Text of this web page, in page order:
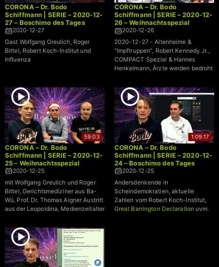
CORONA – Dr. Bodo
Schiffmann | SERIE – 2020-12-
27 – Boschimo des Tages
2020-12-27
Gast Wolfgang Greulich, Roger
Bittel, Robert Koch-Institut und
Influenza
CORONA – Dr. Bodo
Schiffmann | SERIE – 2020-12-
26 – Weihnachtsspezial
2020-12-26
2020-12-27 - Altenheime &
"Impftruppen", Robert Kennedy Jr.,
COMPACT Spezial & Hannes
Henkelmann, Ärzte werden bedroht
59:03
CORONA – Dr. Bodo
Schiffmann | SERIE – 2020-12-
25 – Weihnachtsspezial
2020-12-25
mit Wolfgang Greulich und Roger
Bittel, Gerichtsmediziner aus Ba-
Wü, Prof. Dr. Thomas Aigner Austritt
aus der Leopoldina, Medienzeitalter
1:09:17
CORONA – Dr. Bodo
Schiffmann | SERIE – 2020-12-
24 – Boschimo des Tages
2020-12-25
Andersdenkende in
Scheindemokratien, aktuelle
Zahlen vom Robert Koch-Institut,
Great Barrington Declaration uvm.